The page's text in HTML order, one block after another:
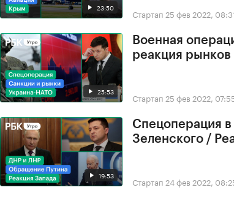
23:50 Стартап 25 фев 2022,
25:53
Военная
реакция
Стартап 25 фев 2022,
19:53
Спецоперация
Зеленского /
Стартап 24 фев 2022,